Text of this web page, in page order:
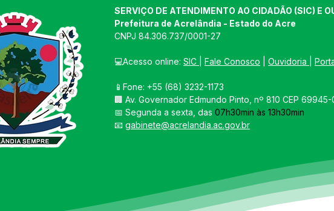
64 anos de
12 de junho: Feliz Dia dos
Namorados!
04
SERVIÇO DE ATENDIMENTO AO CIDADÃO (SIC) E
Prefeitura de Acrelândia - Estado do Acre
CNPJ 84.306.737/0001-27
💻Acesso online: SIC Fale Conosco Ouvidoria
📱Fone: +55 (68) 3232-1173
🏢 Av. Governador Edmundo Pinto, nº 810 CEP
📅 Segunda a sexta, das 07h30min às 13h30min
📧 gabinete@acrelandia.ac.gov.br